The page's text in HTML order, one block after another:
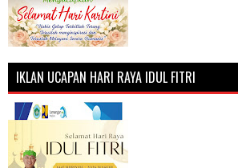
IKLAN UCAPAN HARI RAYA IDUL FITRI